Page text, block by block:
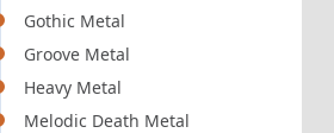
Gothic Metal
Groove Metal
Heavy Metal
Melodic Death Metal